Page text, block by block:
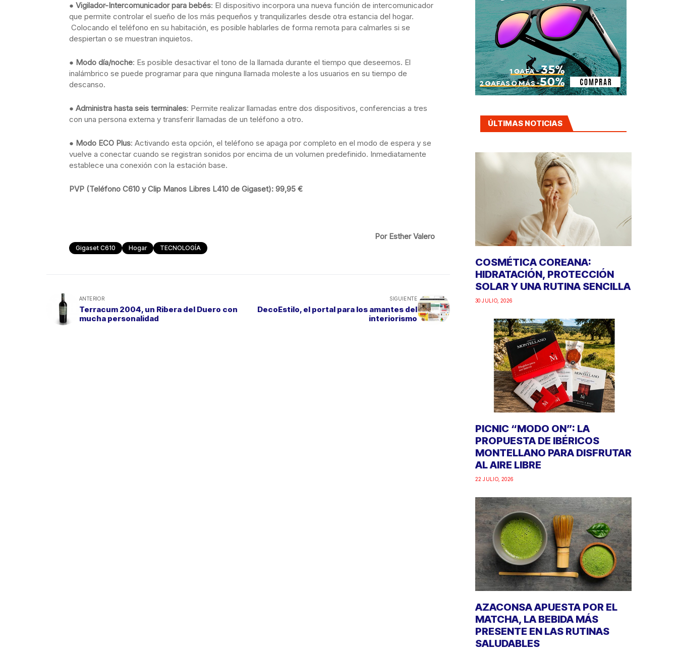
● Vigilador-Intercomunicador para bebés: El dispositivo incorpora una nueva función de intercomunicador
que permite controlar el sueño de los más pequeños y tranquilizarles desde otra estancia del hogar.
Colocando el teléfono en su habitación, es posible hablarles de forma remota para calmarles si se
despiertan o se muestran inquietos.
● Modo día/noche: Es posible desactivar el tono de la llamada durante el tiempo que deseemos. El
inalámbrico se puede programar para que ninguna llamada moleste a los usuarios en su tiempo de
descanso.
● Administra hasta seis terminales: Permite realizar llamadas entre dos dispositivos, conferencias a tres
con una persona externa y transferir llamadas de un teléfono a otro.
● Modo ECO Plus: Activando esta opción, el teléfono se apaga por completo en el modo de espera y se
vuelve a conectar cuando se registran sonidos por encima de un volumen predefinido. Inmediatamente
establece una conexión con la estación base.
PVP (Teléfono C610 y Clip Manos Libres L410 de Gigaset): 99,95 €
Por Esther Valero
Gigaset C610 Hogar TECNOLOGÍA
ANTERIOR
Terracum 2004, un Ribera del Duero con
mucha personalidad
SIGUIENTE
DecoEstilo, el portal para los amantes del
interiorismo
ÚLTIMAS NOTICIAS
COSMÉTICA COREANA:
HIDRATACIÓN, PROTECCIÓN
SOLAR Y UNA RUTINA SENCILLA
30 JULIO, 2026
PICNIC “MODO ON”: LA
PROPUESTA DE IBÉRICOS
MONTELLANO PARA DISFRUTAR
AL AIRE LIBRE
22 JULIO, 2026
AZACONSA APUESTA POR EL
MATCHA, LA BEBIDA MÁS
PRESENTE EN LAS RUTINAS
SALUDABLES